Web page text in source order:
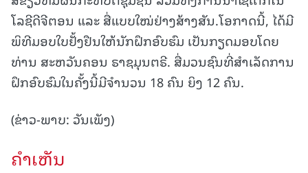
ໂລຊີດີຈີຕອນ ແລະ ສື່ແບບໃໝ່ຢ່າງສ້າງສັນ.ໂອກາດນີ້, ໄດ້ມີ
ພິທີມອບໃບຢັ້ງຢືນໃຫ້ນັກຝຶກອົບຮົມ ເປັນກຽດມອບໂດຍ
ທ່ານ ສະຫວັນຄອນ ຣາຊມຸນຕຣີ. ສື່ມວນຊົນທີ່ສໍາເລັດການ
ຝຶກອົບຮົມໃນຄັ້ງນີ້ມີຈໍານວນ 18 ຄົນ ຍິງ 12 ຄົນ.
(ຂ່າວ-ພາບ: ວັນເພັງ)
ຄໍາເຫັນ